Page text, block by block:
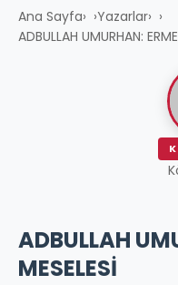
Ana Sayfa› Yazarlar›
ADBULLAH UMURHAN:
ADBULLAH
MESELESİ